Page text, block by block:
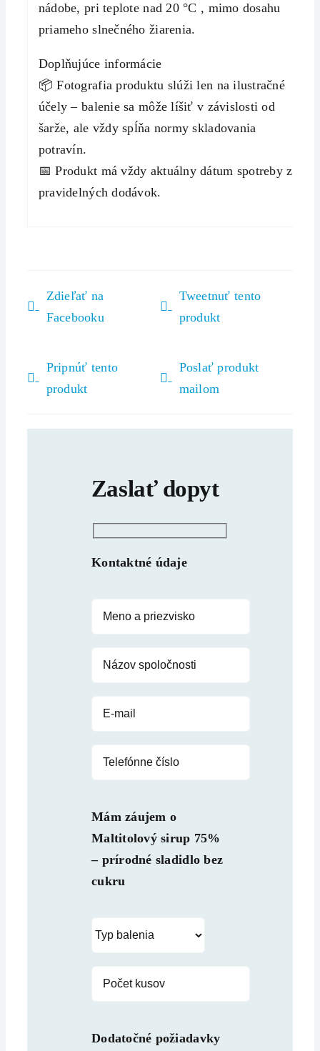
nádobe, pri teplote nad 20 °C , mimo dosahu
priameho slnečného žiarenia.
Doplňujúce informácie
📦 Fotografia produktu slúži len na ilustračné
účely – balenie sa môže líšiť v závislosti od
šarže, ale vždy spĺňa normy skladovania
potravín.
📅 Produkt má vždy aktuálny dátum spotreby z
pravidelných dodávok.
Zdieľať na
Facebooku
Tweetnuť tento
produkt
Pripnúť tento
produkt
Poslať produkt
mailom
Zaslať dopyt
Kontaktné údaje
Mám záujem o
Maltitolový sirup 75%
– prírodné sladidlo bez
cukru
Dodatočné požiadavky